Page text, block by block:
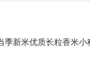
季新米优质长粒香米小